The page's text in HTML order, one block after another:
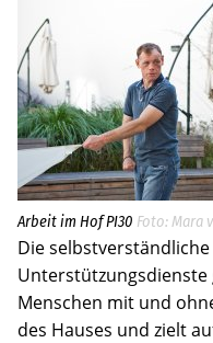
Aktuelles
Häufige Fragen
Standorte
Ansprechpersonen
Jobs
Spenden
Arbeit im Hof PI30 Mara
Die
Menschen mit und
des Hauses und zielt